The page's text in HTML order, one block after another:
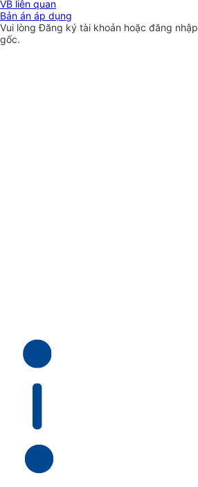
VB liên quan
Bản án áp dụng
Vui lòngĐăng ký tài khoản hoặc đăng nhập
gốc.